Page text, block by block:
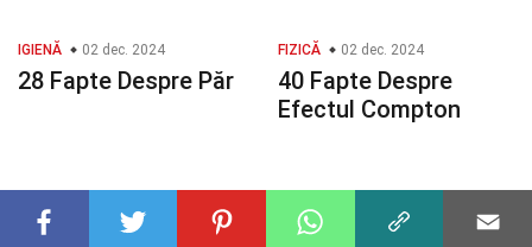
IGIENĂ 02 dec. 2024
28 Fapte Despre Păr
FIZICĂ 02 dec. 2024
40 Fapte Despre
Efectul Compton